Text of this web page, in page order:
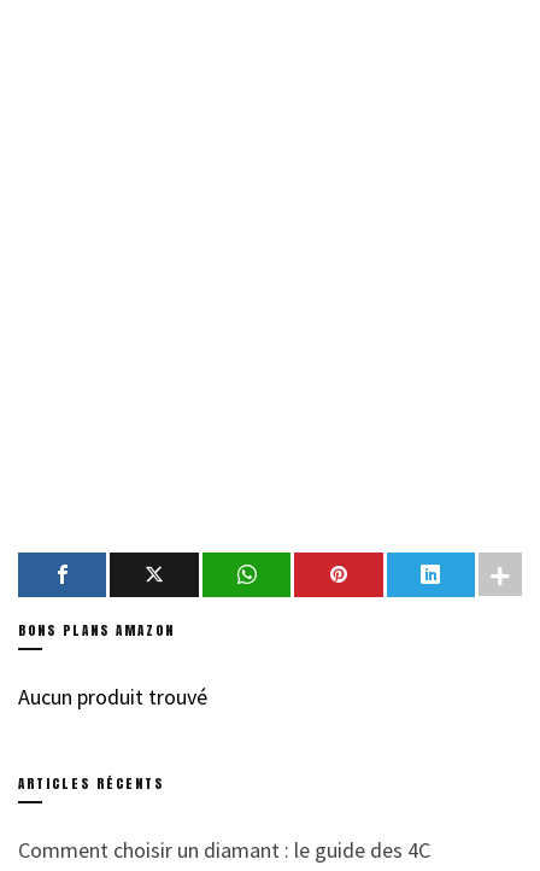
BONS PLANS AMAZON
Aucun produit trouvé
ARTICLES RÉCENTS
Comment choisir un diamant : le guide des 4C